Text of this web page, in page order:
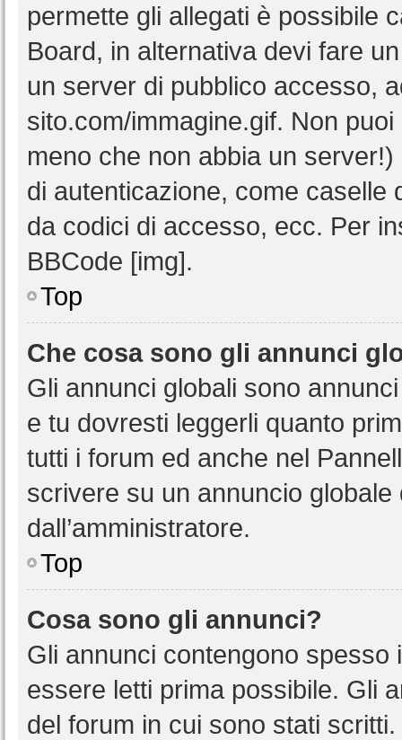
permette gli allegati è possibile
Board, in alternativa devi fare
un server di pubblico accesso,
sito.com/immagine.gif. Non
meno che non abbia un
di autenticazione, come caselle
da codici di accesso, ecc. Per
BBCode [img].
Top
Che cosa sono gli annunci
Gli annunci globali sono
e tu dovresti leggerli quanto
tutti i forum ed anche nel
scrivere su un annuncio
dall’amministratore.
Top
Cosa sono gli annunci?
Gli annunci contengono
essere letti prima possibile. Gli
del forum in cui sono stati